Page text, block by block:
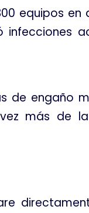
equipos en
infecciones
de engaño
más de